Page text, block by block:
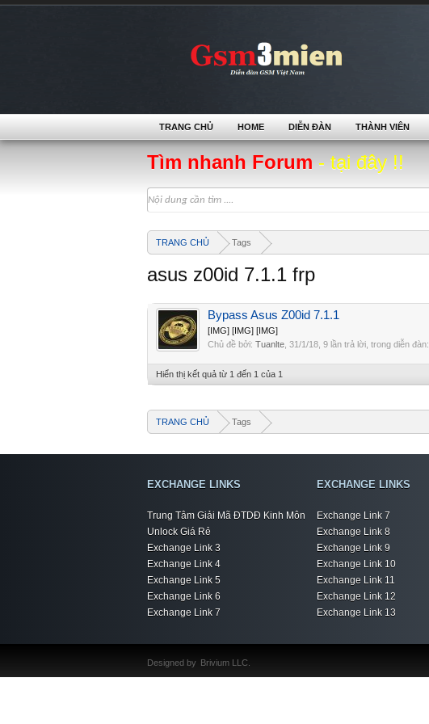
Tìm nhanh Forum - tại đây !!
TRANG CHỦ Tags
asus z00id 7.1.1 frp
Bypass Asus Z00id 7.1.1
[IMG] [IMG] [IMG]
Chủ đề bởi: Tuanlte 31/1/18 , 9 lần trả lời, trong diễn đàn:
Hiển thị kết quả từ 1 đến 1 của 1
TRANG CHỦ Tags
TRANG CHỦ HOME DIỄN ĐÀN THÀNH VIÊN
EXCHANGE LINKS
Trung Tâm Giải Mã ĐTDĐ Kinh Môn
Unlock Giá Rẻ
Exchange Link 3
Exchange Link 4
Exchange Link 5
Exchange Link 6
Exchange Link 7
EXCHANGE LINKS
Exchange Link 7
Exchange Link 8
Exchange Link 9
Exchange Link 10
Exchange Link 11
Exchange Link 12
Exchange Link 13
Designed by Brivium LLC.